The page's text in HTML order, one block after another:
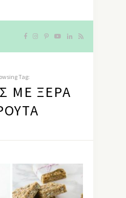
Tag:
ΜΕ ΞΕΡΆ